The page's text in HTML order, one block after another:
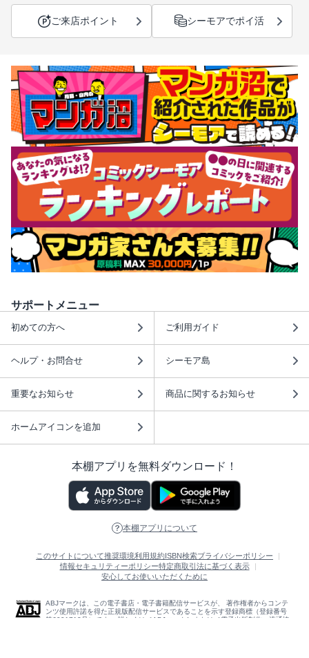
ご来店ポイント シーモアでポイ活
サポートメニュー
初めての方へ ご利用ガイド
ヘルプ・お問合せ シーモア島
重要なお知らせ 商品に関するお知らせ
ホームアイコンを追加
本棚アプリを無料ダウンロード！
本棚アプリについて
このサイトについて推奨環境利用規約ISBN検索プライバシーポリシー
情報セキュリティーポリシー特定商取引法に基づく表示
安心してお使いいただくために
ABJマークは、この電子書店・電子書籍配信サービスが、 著作権者からコンテ
ンツ使用許諾を得た正規版配信サービスであることを示す登録商標（登録番号
第6091713号）です。 詳しくは［ABJマーク］または［電子出版制作・流通協